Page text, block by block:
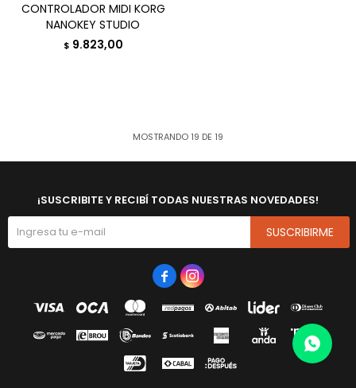
CONTROLADOR MIDI KORG
NANOKEY STUDIO
$ 9.823,00
MOSTRANDO 19 DE 19
¡SUSCRIBITE Y RECIBÍ TODAS NUESTRAS NOVEDADES!
SUSCRIBIRME
 